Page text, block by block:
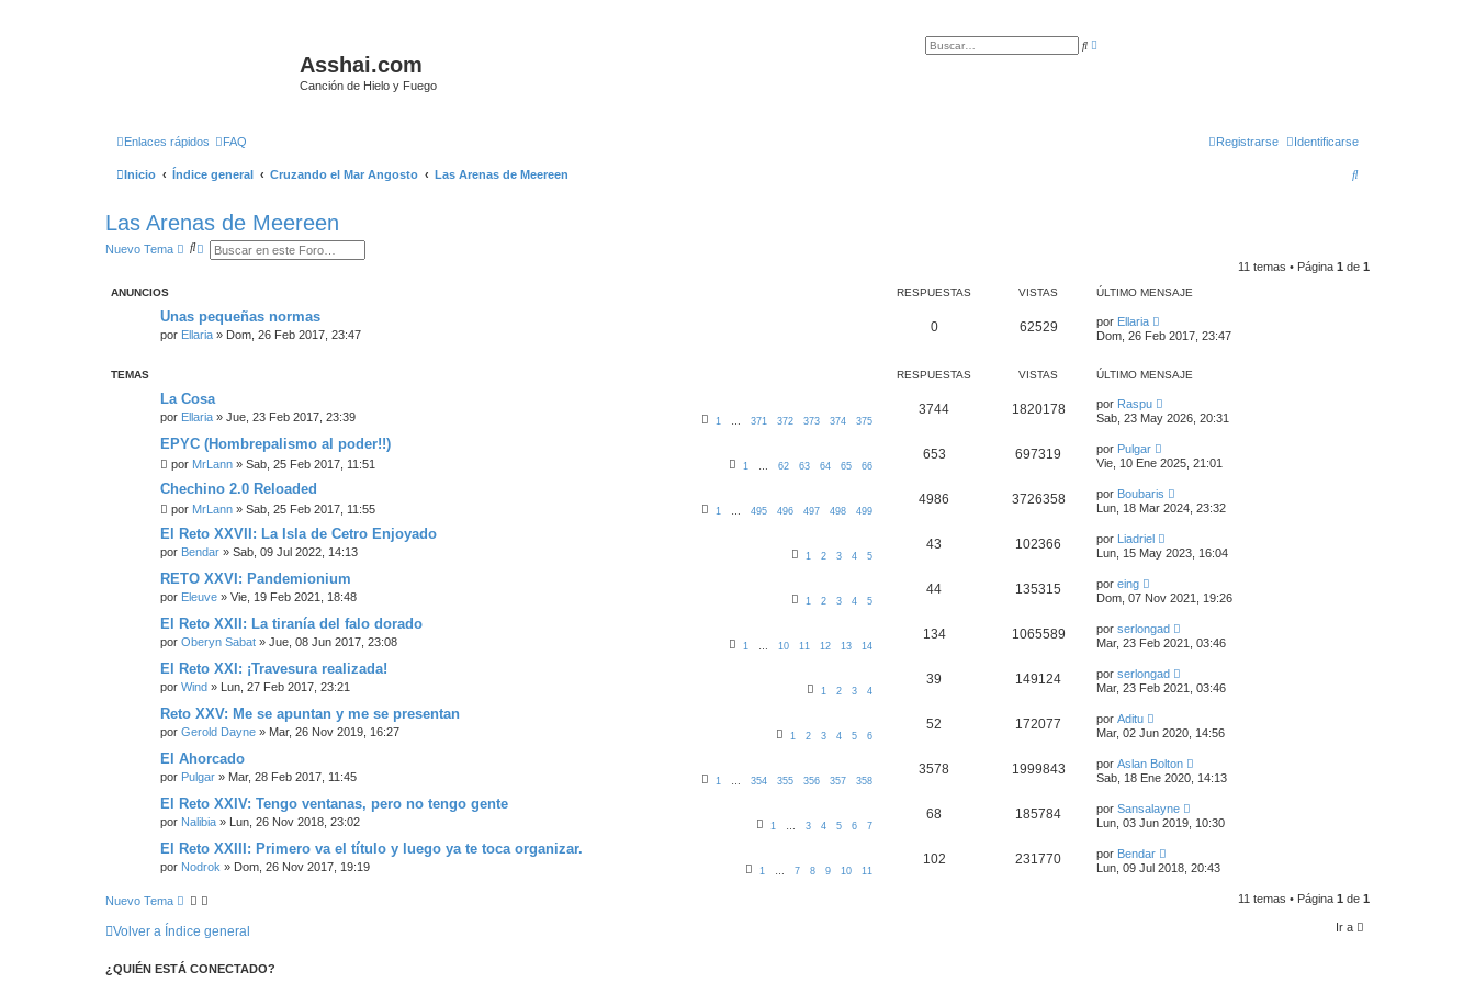
Asshai.com
Canción de Hielo y Fuego
B
Enlaces rápidos FAQ Identificarse
Registrarse
Inicio Índice general Cruzando el Mar Angosto Las Arenas de Meereen
B
Las Arenas de Meereen
Nuevo Tema
B B
e
d
a
z
a
a
11 temas • Página 1 de 1
ANUNCIOS RESPUESTAS VISTAS ÚLTIMO MENSAJE
Unas pequeñas normas
por Ellaria » Dom, 26 Feb 2017, 23:47
0 62529 por Ellaria
Dom, 26 Feb 2017, 23:47
TEMAS RESPUESTAS VISTAS ÚLTIMO MENSAJE
La Cosa
por Ellaria » Jue, 23 Feb 2017, 23:39 1 371 372 373 374 375
3744 1820178 por Raspu
Sab, 23 May 2026, 20:31
EPYC (Hombrepalismo al poder!!)
por MrLann » Sab, 25 Feb 2017, 11:51 1 62 63 64 65 66
653 697319 por Pulgar
Vie, 10 Ene 2025, 21:01
Chechino 2.0 Reloaded
por MrLann » Sab, 25 Feb 2017, 11:55 1 495 496 497 498 499
4986 3726358 por Boubaris
Lun, 18 Mar 2024, 23:32
El Reto XXVII: La Isla de Cetro Enjoyado
por Bendar » Sab, 09 Jul 2022, 14:13 1 2 3 4 5
43 102366 por Liadriel
Lun, 15 May 2023, 16:04
RETO XXVI: Pandemionium
por Eleuve » Vie, 19 Feb 2021, 18:48 1 2 3 4 5
44 135315 por eing
Dom, 07 Nov 2021, 19:26
El Reto XXII: La tiranía del falo dorado
por Oberyn Sabat » Jue, 08 Jun 2017, 23:08 1 10 11 12 13 14
134 1065589 por serlongad
Mar, 23 Feb 2021, 03:46
El Reto XXI: ¡Travesura realizada!
por Wind » Lun, 27 Feb 2017, 23:21 1 2 3 4
39 149124 por serlongad
Mar, 23 Feb 2021, 03:46
Reto XXV: Me se apuntan y me se presentan
por Gerold Dayne » Mar, 26 Nov 2019, 16:27 1 2 3 4 5 6
52 172077 por Aditu
Mar, 02 Jun 2020, 14:56
El Ahorcado
por Pulgar » Mar, 28 Feb 2017, 11:45 1 354 355 356 357 358
3578 1999843 por Aslan Bolton
Sab, 18 Ene 2020, 14:13
El Reto XXIV: Tengo ventanas, pero no tengo gente
por Nalibia » Lun, 26 Nov 2018, 23:02 1 3 4 5 6 7
68 185784 por Sansalayne
Lun, 03 Jun 2019, 10:30
El Reto XXIII: Primero va el título y luego ya te toca organizar.
por Nodrok » Dom, 26 Nov 2017, 19:19 1 7 8 9 10 11
102 231770 por Bendar
Lun, 09 Jul 2018, 20:43
Nuevo Tema 11 temas • Página 1 de 1
Volver a Índice general Ir a
¿QUIÉN ESTÁ CONECTADO?